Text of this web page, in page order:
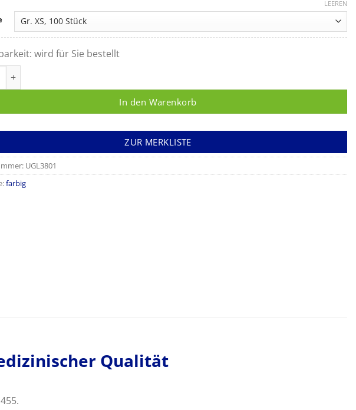
LEEREN
wird für Sie bestellt
In den Warenkorb
ZUR MERKLISTE
UGL3801
farbig
Qualität